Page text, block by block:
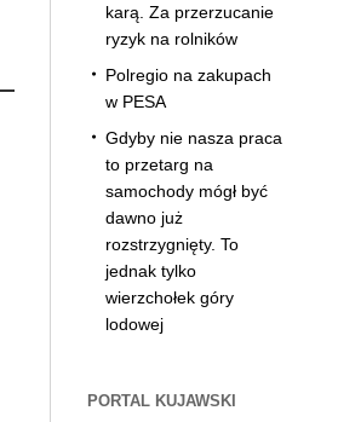
karą. Za przerzucanie
ryzyk na rolników
Polregio na zakupach
w PESA
Gdyby nie nasza praca
to przetarg na
samochody mógł być
dawno już
rozstrzygnięty. To
jednak tylko
wierzchołek góry
lodowej
PORTAL KUJAWSKI